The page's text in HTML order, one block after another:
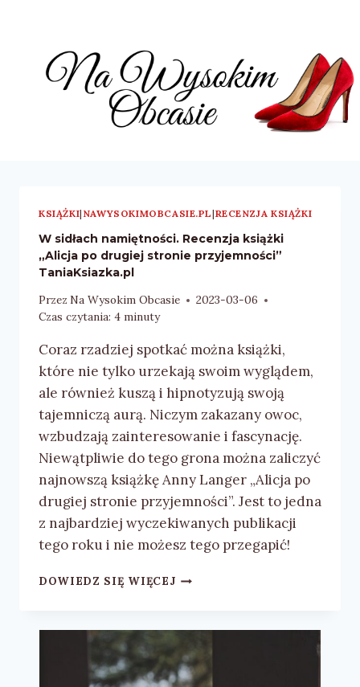
KSIĄŻKI| NAWYSOKIMOBCASIE.PL|RECENZJA KSIĄŻKI
W sidłach namiętności. Recenzja książki
„Alicja po drugiej stronie przyjemności”
TaniaKsiazka.pl
Przez Na Wysokim Obcasie
2023-03-06
Czas czytania: 4 minuty
Coraz rzadziej spotkać można książki,
które nie tylko urzekają swoim wyglądem,
ale również kuszą i hipnotyzują swoją
tajemniczą aurą. Niczym zakazany owoc,
wzbudzają zainteresowanie i fascynację.
Niewątpliwie do tego grona można zaliczyć
najnowszą książkę Anny Langer „Alicja po
drugiej stronie przyjemności”. Jest to jedna
z najbardziej wyczekiwanych publikacji
tego roku i nie możesz tego przegapić!
DOWIEDZ SIĘ WIĘCEJW
RECENZJA
KSIĄŻKI
„ALICJA
PO